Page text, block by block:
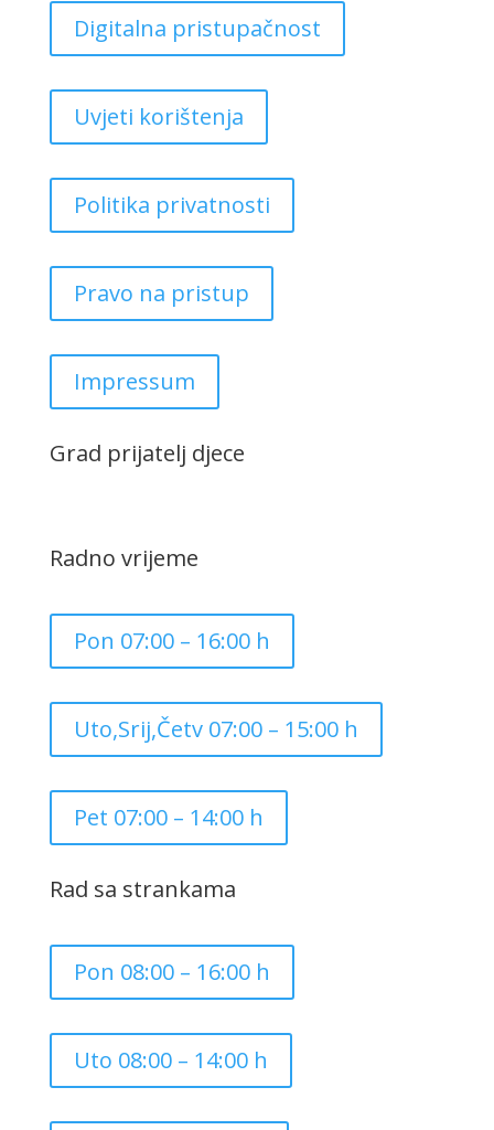
Digitalna pristupačnost
Uvjeti korištenja
Politika privatnosti
Pravo na pristup
Impressum
Grad prijatelj djece
Radno vrijeme
Pon 07:00 – 16:00 h
Uto,Srij,Četv 07:00 – 15:00 h
Pet 07:00 – 14:00 h
Rad sa strankama
Pon 08:00 – 16:00 h
Uto 08:00 – 14:00 h